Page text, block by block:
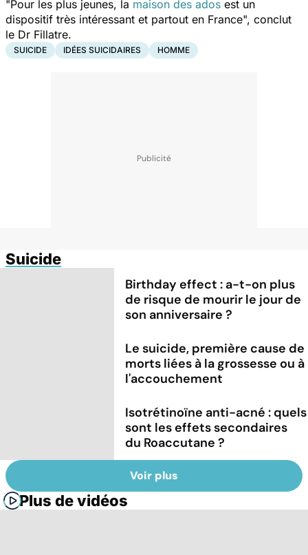
"Pour les plus jeunes, la maison des ados est un
dispositif très intéressant et partout en France", conclut
le Dr Fillatre.
SUICIDE IDÉES SUICIDAIRES HOMME
Suicide
Birthday effect : a-t-on plus
de risque de mourir le jour de
son anniversaire ?
Le suicide, première cause de
morts liées à la grossesse ou à
l'accouchement
Isotrétinoïne anti-acné : quels
sont les effets secondaires
du Roaccutane ?
Voir plus
Plus de vidéos